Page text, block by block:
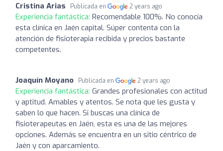
Cristina Arias Publicada en 2 years ago
Experiencia fantástica: Recomendable 100%. No conocía
esta clínica en Jaén capital. Súper contenta con la
atención de fisioterapia recibida y precios bastante
competentes.
Joaquín Moyano Publicada en 2 years ago
Experiencia fantástica: Grandes profesionales con actitud
y aptitud. Amables y atentos. Se nota que les gusta y
saben lo que hacen. Si buscas una clínica de
fisioterapeutas en Jaén, esta es una de las mejores
opciones. Además se encuentra en un sitio céntrico de
Jaén y con aparcamiento.